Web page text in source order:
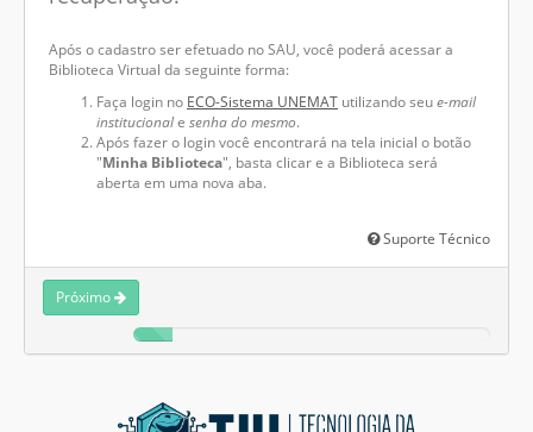
Após o cadastro ser efetuado no SAU, você poderá acessar a
Biblioteca Virtual da seguinte forma:
Faça login no ECO-Sistema UNEMAT utilizando seue-mail
institucionale senha do mesmo.
Após fazer o login você encontrará na tela inicial o botão
"Minha Biblioteca", basta clicar e a Biblioteca será
aberta em uma nova aba.
Suporte Técnico
Próximo